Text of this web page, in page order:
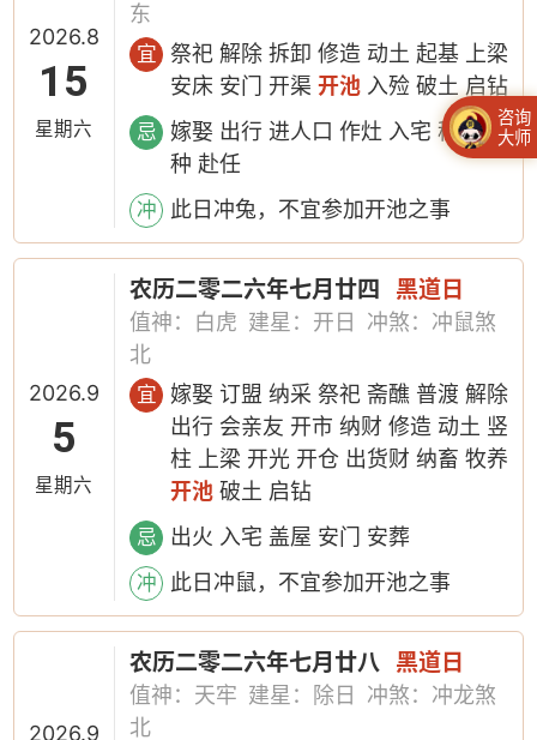
2026.8
15
星期六
东
宜
祭祀 解除 拆卸 修造 动土 起基 上梁
安床 安门 开渠开池 入殓 破土 启钻
忌
嫁娶 出行 进人口 作灶 入宅 移徙 栽
种 赴任
冲 此日冲兔，不宜参加开池之事
2026.9
5
星期六
农历二零二六年七月廿四 黑道日
值神：白虎 建星：开日
冲煞：冲鼠煞
北
宜
嫁娶 订盟 纳采 祭祀 斋醮 普渡 解除
出行 会亲友 开市 纳财 修造 动土 竖
柱 上梁 开光 开仓 出货财 纳畜 牧养
开池 破土 启钻
忌 出火 入宅 盖屋 安门 安葬
冲 此日冲鼠，不宜参加开池之事
2026.9
农历二零二六年七月廿八 黑道日
值神：天牢 建星：除日
冲煞：冲龙煞
北
咨询
大师